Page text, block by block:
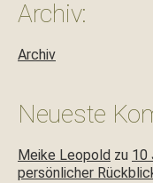
Archiv:
Archiv
Neueste
Meike Leopold zu 10
persönlicher